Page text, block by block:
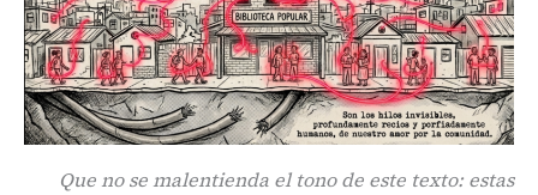
Que no se malentienda el tono de este texto: estas